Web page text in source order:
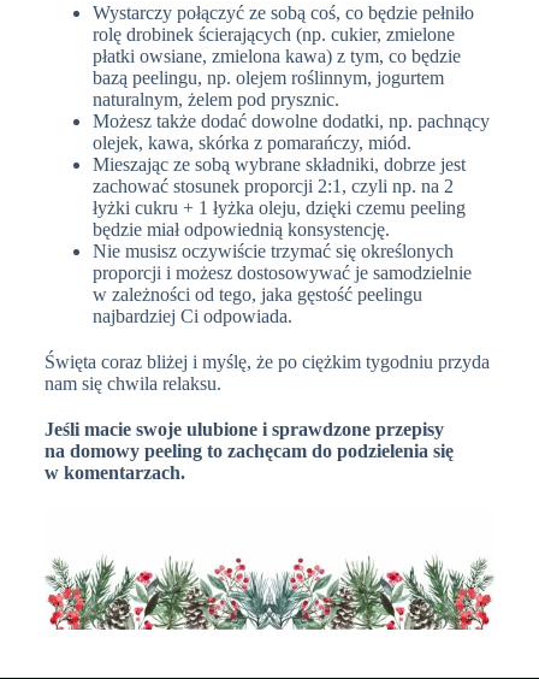
Wystarczy połączyć ze sobą coś, co będzie pełniło
rolę drobinek ścierających (np. cukier, zmielone
płatki owsiane, zmielona kawa) z tym, co będzie
bazą peelingu, np. olejem roślinnym, jogurtem
naturalnym, żelem pod prysznic.
Możesz także dodać dowolne dodatki, np. pachnący
olejek, kawa, skórka z pomarańczy, miód.
Mieszając ze sobą wybrane składniki, dobrze jest
zachować stosunek proporcji 2:1, czyli np. na 2
łyżki cukru + 1 łyżka oleju, dzięki czemu peeling
będzie miał odpowiednią konsystencję.
Nie musisz oczywiście trzymać się określonych
proporcji i możesz dostosowywać je samodzielnie
w zależności od tego, jaka gęstość peelingu
najbardziej Ci odpowiada.
Święta coraz bliżej i myślę, że po ciężkim tygodniu przyda
nam się chwila relaksu.
Jeśli macie swoje ulubione i sprawdzone przepisy
na domowy peeling to zachęcam do podzielenia się
w komentarzach.